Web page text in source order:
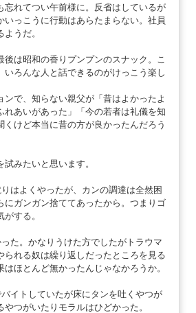
忘れてつい午前様に。反省はしているが
いっこうに行動はあらたまらない。社員
うだ。
後は昭和の香りプンプンのスナック。こ
いろんな人と話できるのがけっこう楽し
ンで、知らない親父が「昔はよかったよ
れあいがあった」「今の若者は礼儀を知
くけど本当に昔の方が良かったんだろう
みたいと思います。
はよくやったが、カンの調達は全然困
にガンガン捨ててあったから。つまりゴ
する。
た。かなりうけた方でしたがトラウマ
られる奴は繰り返しだったところを見る
はほとんど無かったんじゃなかろうか。
イトしていたが床にタンを吐くやつが
つがいたりモラルはひどかった。